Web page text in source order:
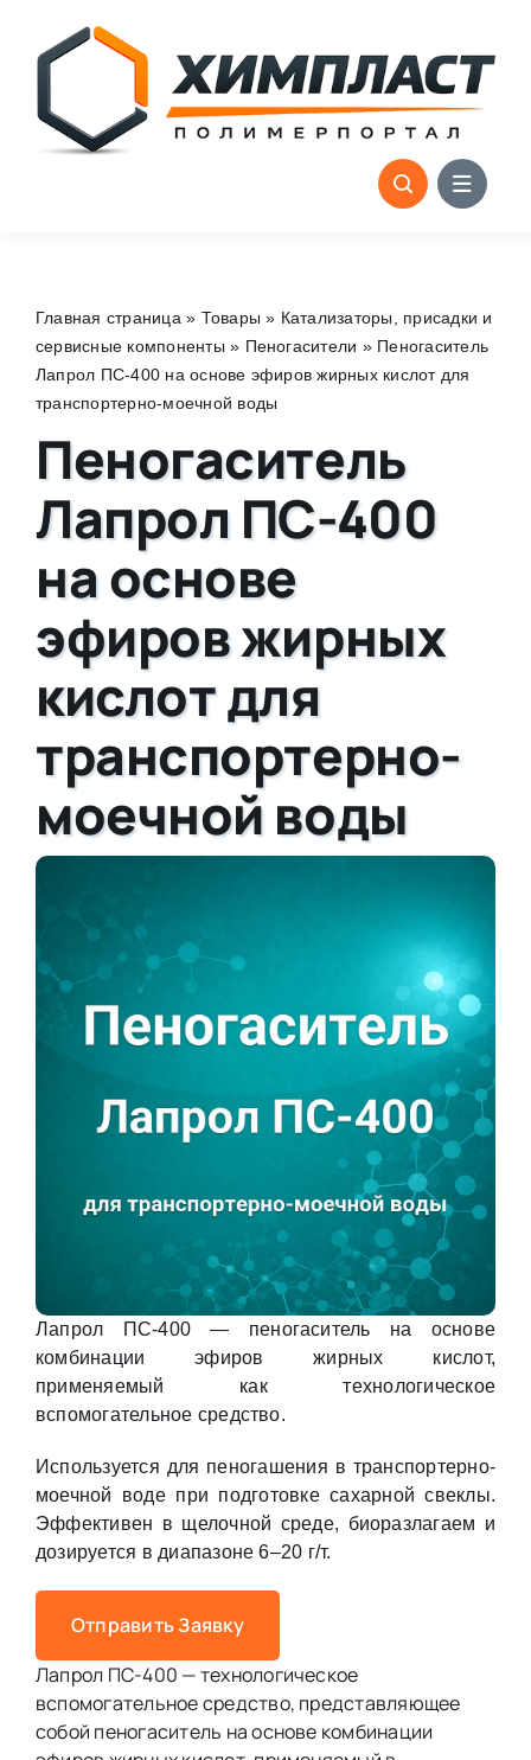
content
Главная страница » Товары » Катализаторы, присадки и
сервисные компоненты » Пеногасители » Пеногаситель
Лапрол ПС-400 на основе эфиров жирных кислот для
транспортерно-моечной воды
Пеногаситель
Лапрол ПС-400
на основе
эфиров жирных
кислот для
транспортерно-
моечной воды
Лапрол ПС-400 — пеногаситель на основе
комбинации эфиров жирных кислот,
применяемый как технологическое
вспомогательное средство.
Используется для пеногашения в транспортерно-
моечной воде при подготовке сахарной свеклы.
Эффективен в щелочной среде, биоразлагаем и
дозируется в диапазоне 6–20 г/т.
Отправить Заявку
Лапрол ПС-400 — технологическое
вспомогательное средство, представляющее
собой пеногаситель на основе комбинации